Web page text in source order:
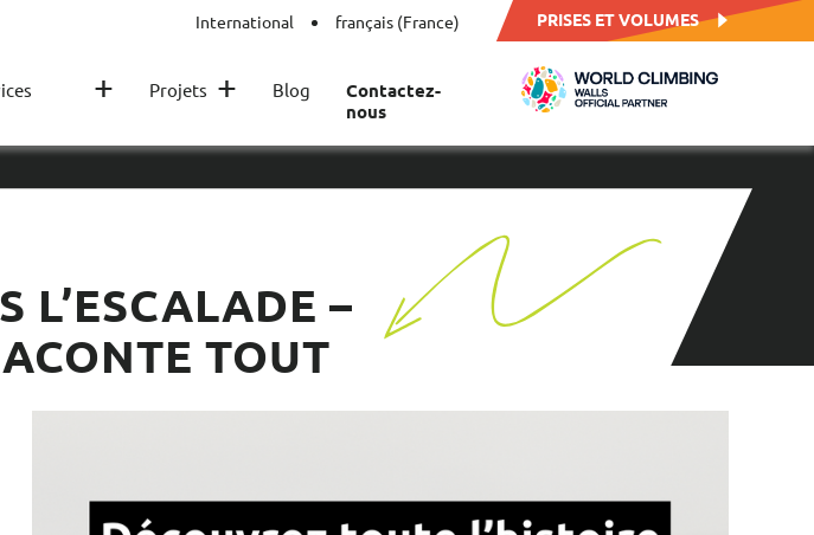
International français (France) PRISES ET VOLUMES
+ Projets + Blog
Contactez-
nous
L’ESCALADE –
TOUT